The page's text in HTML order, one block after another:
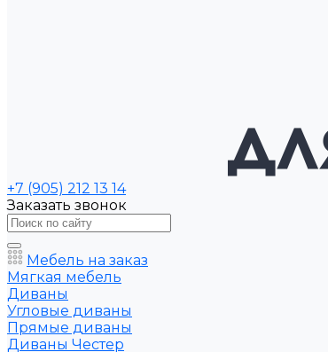
+7 (905) 212 13 14
Заказать звонок
Мебель на заказ
Мягкая мебель
Диваны
Угловые диваны
Прямые диваны
Диваны Честер